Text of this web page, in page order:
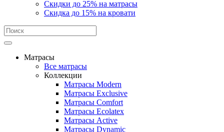
Скидки до 25% на матрасы
Скидка до 15% на кровати
Матрасы
Все матрасы
Коллекции
Матрасы Modern
Матрасы Exclusive
Матрасы Comfort
Матрасы Ecolatex
Матрасы Active
Матрасы Dynamic